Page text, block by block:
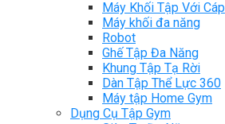
Máy Khối Tập Với Cáp
Máy khối đa năng
Robot
Ghế Tập Đa Năng
Khung Tập Tạ Rời
Dàn Tập Thể Lực 360
Máy tập Home Gym
Dụng Cụ Tập Gym